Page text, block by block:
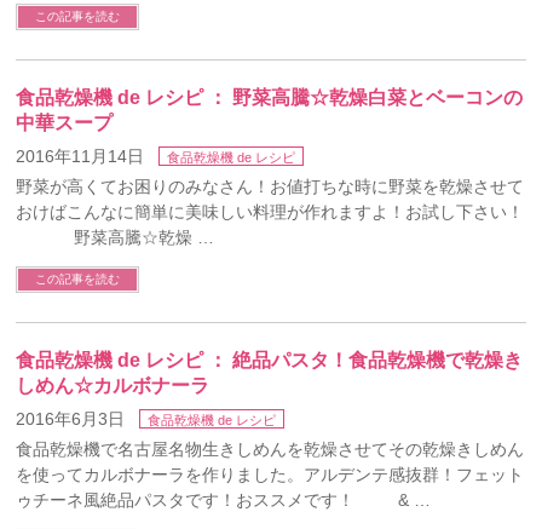
この記事を読む
食品乾燥機 de レシピ ： 野菜高騰☆乾燥白菜とベーコンの
中華スープ
2016年11月14日 食品乾燥機 de レシピ
野菜が高くてお困りのみなさん！お値打ちな時に野菜を乾燥させて
おけばこんなに簡単に美味しい料理が作れますよ！お試し下さい！
野菜高騰☆乾燥 …
この記事を読む
食品乾燥機 de レシピ ： 絶品パスタ！食品乾燥機で乾燥き
しめん☆カルボナーラ
2016年6月3日 食品乾燥機 de レシピ
食品乾燥機で名古屋名物生きしめんを乾燥させてその乾燥きしめん
を使ってカルボナーラを作りました。アルデンテ感抜群！フェット
ゥチーネ風絶品パスタです！おススメです！ & …